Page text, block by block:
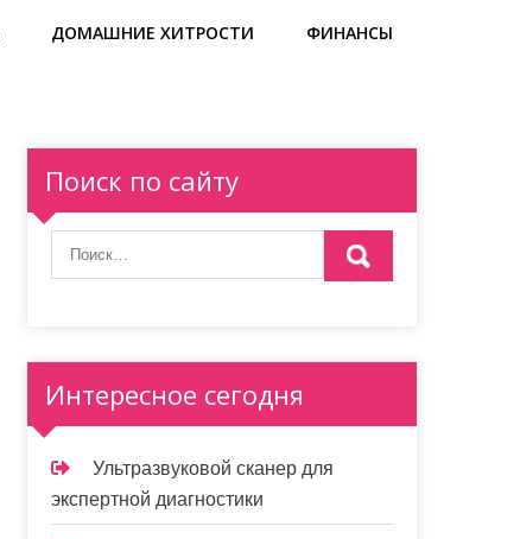
ДОМАШНИЕ ХИТРОСТИ ФИНАНСЫ
Поиск по сайту
Интересное сегодня
Ультразвуковой сканер для
экспертной диагностики